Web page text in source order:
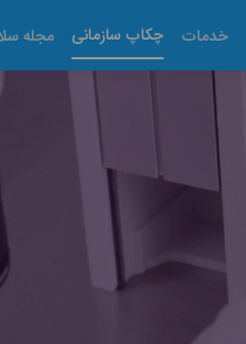
خدمات چکاپ سازمانی مجله